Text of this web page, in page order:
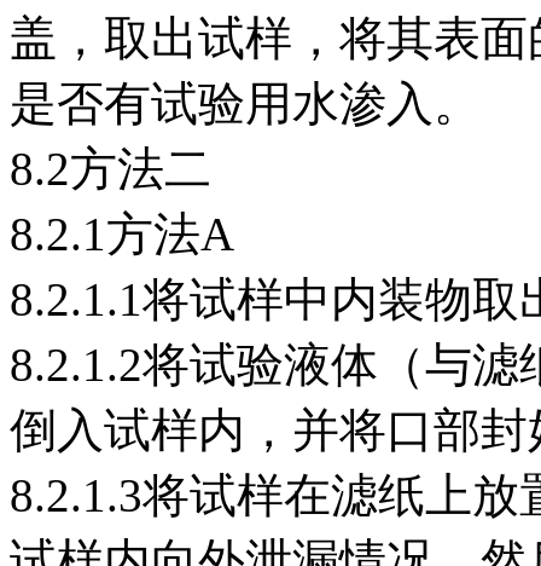
盖，取出试样，将其表
是否有试验用水渗入。
8.2方法二
8.2.1方法A
8.2.1.1将试样中内装物
8.2.1.2将试验液体（与
倒入试样内，并将口部封
8.2.1.3将试样在滤纸上